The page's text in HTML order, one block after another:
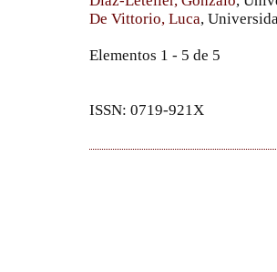
De Vittorio, Luca,
Elementos 1 - 5 de 5
ISSN: 0719-921X